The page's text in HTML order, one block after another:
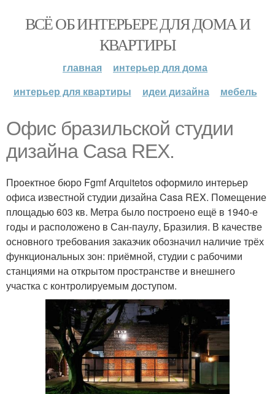
ВСЁ ОБ ИНТЕРЬЕРЕ ДЛЯ ДОМА И
КВАРТИРЫ
главная
интерьер для дома
интерьер для квартиры
идеи дизайна мебель
Офис бразильской студии
дизайна Casa REX.
Проектное бюро Fgmf Arquitetos оформило интерьер
офиса известной студии дизайна Casa REX. Помещение
площадью 603 кв. Метра было построено ещё в 1940-е
годы и расположено в Сан-паулу, Бразилия. В качестве
основного требования заказчик обозначил наличие трёх
функциональных зон: приёмной, студии с рабочими
станциями на открытом пространстве и внешнего
участка с контролируемым доступом.